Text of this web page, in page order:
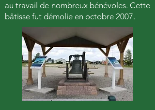
au travail de nombreux bénévoles. Cette
bâtisse fut démolie en octobre 2007.